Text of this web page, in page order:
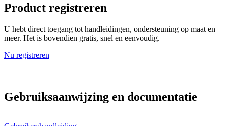
Product registreren
U hebt direct toegang tot handleidingen, ondersteuning op maat en
meer. Het is bovendien gratis, snel en eenvoudig.
Nu registreren
Gebruiksaanwijzing en documentatie